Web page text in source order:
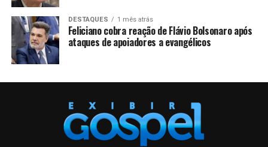
DESTAQUES 1 mês atrás
Feliciano cobra reação de Flávio Bolsonaro após
ataques de apoiadores a evangélicos